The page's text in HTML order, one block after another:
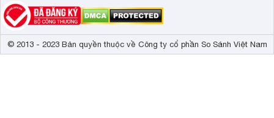
© 2013 - 2023 Bản quyền thuộc về Công ty cổ phần So Sánh Việt Nam